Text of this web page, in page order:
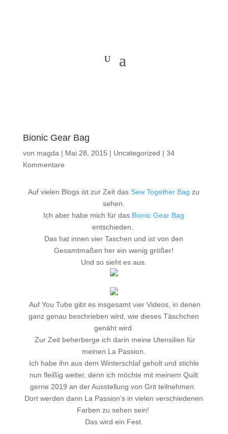
Bionic Gear Bag
von magda | Mai 28, 2015 | Uncategorized | 34
Kommentare
Auf vielen Blogs ist zur Zeit dasSew Together Bag zu
sehen.
Ich aber habe mich für das Bionic Gear Bag
entschieden.
Das hat innen vier Taschen und ist von den
Gesamtmaßen her ein wenig größer!
Und so sieht es aus.
Auf You Tube gibt es insgesamt vier Videos, in denen
ganz genau beschrieben wird, wie dieses Täschchen
genäht wird.
Zur Zeit beherberge ich darin meine Utensilien für
meinen La Passion.
Ich habe ihn aus dem Winterschlaf geholt und stichle
nun fleißig weiter, denn ich möchte mit meinem Quilt
gerne 2019 an der Ausstellung von Grit teilnehmen.
Dort werden dann La Passion’s in vielen verschiedenen
Farben zu sehen sein!
Das wird ein Fest.